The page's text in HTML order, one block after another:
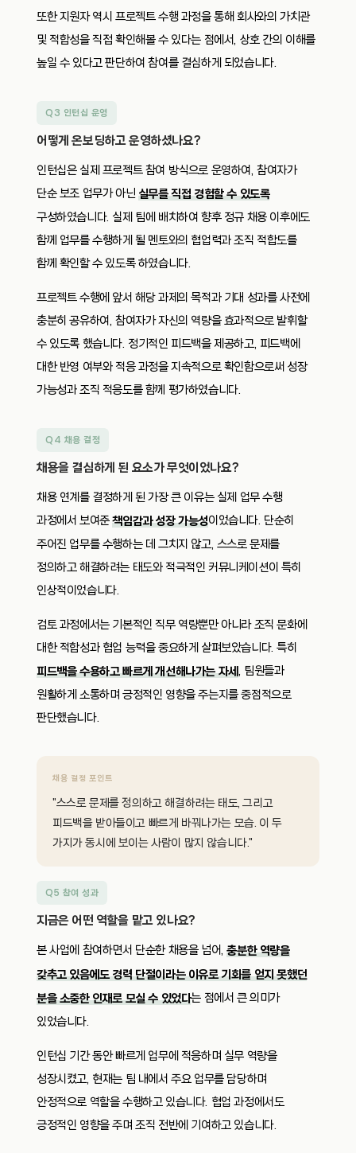
또한 지원자 역시 프로젝트 수행 과정을 통해 회사와의 가치관
및 적합성을 직접 확인해볼 수 있다는 점에서, 상호 간의 이해를
높일 수 있다고 판단하여 참여를 결심하게 되었습니다.
Q3 인턴십 운영
어떻게 온보딩하고 운영하셨나요?
인턴십은 실제 프로젝트 참여 방식으로 운영하여, 참여자가
단순 보조 업무가 아닌 실무를 직접 경험할 수 있도록
구성하였습니다. 실제 팀에 배치하여 향후 정규 채용 이후에도
함께 업무를 수행하게 될 멘토와의 협업력과 조직 적합도를
함께 확인할 수 있도록 하였습니다.
프로젝트 수행에 앞서 해당 과제의 목적과 기대 성과를 사전에
충분히 공유하여, 참여자가 자신의 역량을 효과적으로 발휘할
수 있도록 했습니다. 정기적인 피드백을 제공하고, 피드백에
대한 반영 여부와 적응 과정을 지속적으로 확인함으로써 성장
가능성과 조직 적응도를 함께 평가하였습니다.
Q4 채용 결정
채용을 결심하게 된 요소가 무엇이었나요?
채용 연계를 결정하게 된 가장 큰 이유는 실제 업무 수행
과정에서 보여준책임감과 성장 가능성이었습니다. 단순히
주어진 업무를 수행하는 데 그치지 않고, 스스로 문제를
정의하고 해결하려는 태도와 적극적인 커뮤니케이션이 특히
인상적이었습니다.
검토 과정에서는 기본적인 직무 역량뿐만 아니라 조직 문화에
대한 적합성과 협업 능력을 중요하게 살펴보았습니다. 특히
피드백을 수용하고 빠르게 개선해나가는 자세, 팀원들과
원활하게 소통하며 긍정적인 영향을 주는지를 중점적으로
판단했습니다.
채용 결정 포인트
"스스로 문제를 정의하고 해결하려는 태도, 그리고
피드백을 받아들이고 빠르게 바꿔나가는 모습. 이 두
가지가 동시에 보이는 사람이 많지 않습니다."
Q5 참여 성과
지금은 어떤 역할을 맡고 있나요?
본 사업에 참여하면서 단순한 채용을 넘어,충분한 역량을
갖추고 있음에도 경력 단절이라는 이유로 기회를 얻지 못했던
분을 소중한 인재로 모실 수 있었다는 점에서 큰 의미가
있었습니다.
인턴십 기간 동안 빠르게 업무에 적응하며 실무 역량을
성장시켰고, 현재는 팀 내에서 주요 업무를 담당하며
안정적으로 역할을 수행하고 있습니다. 협업 과정에서도
긍정적인 영향을 주며 조직 전반에 기여하고 있습니다.